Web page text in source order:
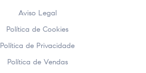
Aviso Legal
Política de Cookies
Política de Privacidade
Política de Vendas